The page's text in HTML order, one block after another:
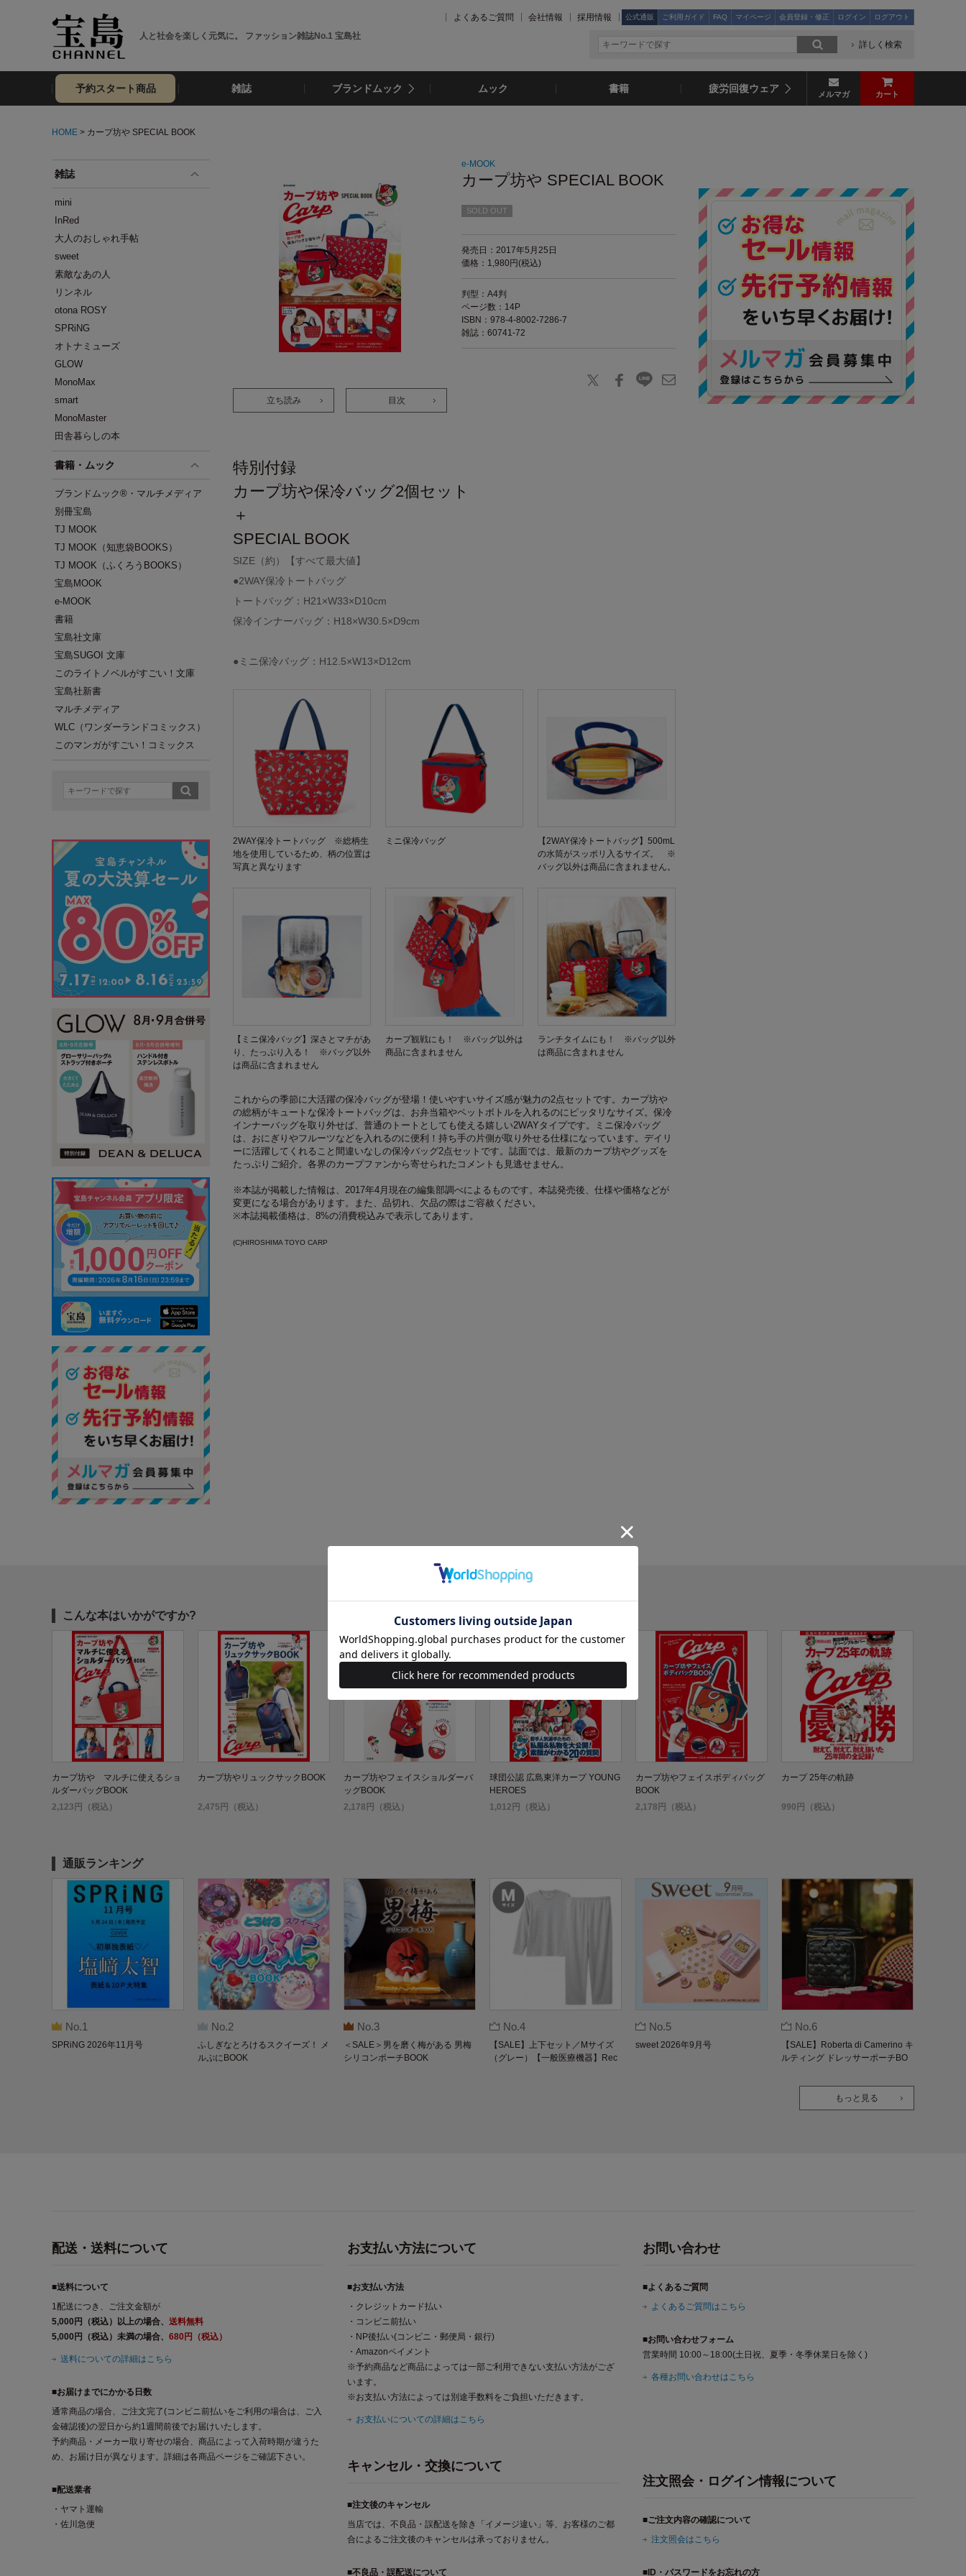
人と社会を楽しく元気に。 ファッション雑誌No.1 宝島社
よくあるご質問 会社情報 採用情報 公式通販 ご利用ガイド FAQ マイページ 会員登録・修正 ログイン ログアウト
詳しく検索
予約スタート商品 雑誌 ブランドムック ムック 書籍 疲労回復ウェア メルマガ カート
HOME > カープ坊や SPECIAL BOOK
雑誌
mini
InRed
大人のおしゃれ手帖
sweet
素敵なあの人
リンネル
otona ROSY
SPRiNG
オトナミューズ
GLOW
MonoMax
smart
MonoMaster
田舎暮らしの本
書籍・ムック
ブランドムック®・マルチメディア
別冊宝島
TJ MOOK
TJ MOOK（知恵袋BOOKS）
TJ MOOK（ふくろうBOOKS）
宝島MOOK
e-MOOK
書籍
宝島社文庫
宝島SUGOI 文庫
このライトノベルがすごい！文庫
宝島社新書
マルチメディア
WLC（ワンダーランドコミックス）
このマンガがすごい！コミックス
立ち読み 目次
e-MOOK
カープ坊や SPECIAL BOOK
SOLD OUT
発売日：2017年5月25日
価格：1,980円(税込)
判型：A4判
ページ数：14P
ISBN：978-4-8002-7286-7
雑誌：60741-72
特別付録
カープ坊や保冷バッグ2個セット
＋
SPECIAL BOOK
SIZE（約）【すべて最大値】
●2WAY保冷トートバッグ
トートバッグ：H21×W33×D10cm
保冷インナーバッグ：H18×W30.5×D9cm
●ミニ保冷バッグ：H12.5×W13×D12cm
2WAY保冷トートバッグ ※総柄生
地を使用しているため、柄の位置は
写真と異なります
ミニ保冷バッグ
【2WAY保冷トートバッグ】500mL
の水筒がスッポリ入るサイズ。 ※
バッグ以外は商品に含まれません。
【ミニ保冷バッグ】深さとマチがあ
り、たっぷり入る！ ※バッグ以外
は商品に含まれません
カープ観戦にも！ ※バッグ以外は
商品に含まれません
ランチタイムにも！ ※バッグ以外
は商品に含まれません
これからの季節に大活躍の保冷バッグが登場！使いやすいサイズ感が魅力の2点セットです。カープ坊や
の総柄がキュートな保冷トートバッグは、お弁当箱やペットボトルを入れるのにピッタリなサイズ。保冷
インナーバッグを取り外せば、普通のトートとしても使える嬉しい2WAYタイプです。ミニ保冷バッグ
は、おにぎりやフルーツなどを入れるのに便利！持ち手の片側が取り外せる仕様になっています。デイリ
ーに活躍してくれること間違いなしの保冷バッグ2点セットです。誌面では、最新のカープ坊やグッズを
たっぷりご紹介。各界のカープファンから寄せられたコメントも見逃せません。
※本誌が掲載した情報は、2017年4月現在の編集部調べによるものです。本誌発売後、仕様や価格などが
変更になる場合があります。また、品切れ、欠品の際はご容赦ください。
※本誌掲載価格は、8%の消費税込みで表示してあります。
(C)HIROSHIMA TOYO CARP
こんな本はいかがですか?
カープ坊や マルチに使えるショ
ルダーバッグBOOK
2,123円（税込）
カープ坊やリュックサックBOOK
2,475円（税込）
カープ坊やフェイスショルダーバ
ッグBOOK
2,178円（税込）
球団公認 広島東洋カープ YOUNG
HEROES
1,012円（税込）
カープ坊やフェイスボディバッグ
BOOK
2,178円（税込）
カープ 25年の軌跡
990円（税込）
通販ランキング
No.1
SPRiNG 2026年11月号
No.2
ふしぎなとろけるスクイーズ！ メ
ルぷにBOOK
No.3
＜SALE＞男を磨く梅がある 男梅
シリコンポーチBOOK
No.4
【SALE】上下セット／Mサイズ
（グレー）【一般医療機器】Rec
No.5
sweet 2026年9月号
No.6
【SALE】Roberta di Camerino キ
ルティング ドレッサーポーチBO
もっと見る
配送・送料について
■送料について
1配送につき、ご注文金額が
5,000円（税込）以上の場合、 送料無料
5,000円（税込）未満の場合、 680円（税込）
送料についての詳細はこちら
■お届けまでにかかる日数
通常商品の場合、ご注文完了(コンビニ前払いをご利用の場合は、ご入
金確認後)の翌日から約1週間前後でお届けいたします。
予約商品・メーカー取り寄せの場合、商品によって入荷時期が違うた
め、お届け日が異なります。詳細は各商品ページをご確認下さい。
■配送業者
・ヤマト運輸
・佐川急便
お支払い方法について
■お支払い方法
・クレジットカード払い
・コンビニ前払い
・NP後払い(コンビニ・郵便局・銀行)
・Amazonペイメント
※予約商品など商品によっては一部ご利用できない支払い方法がござ
います。
※お支払い方法によっては別途手数料をご負担いただきます。
お支払いについての詳細はこちら
キャンセル・交換について
■注文後のキャンセル
当店では、不良品・誤配送を除き「イメージ違い」等、お客様のご都
合によるご注文後のキャンセルは承っておりません。
■不良品・誤配送について
お問い合わせ
■よくあるご質問
よくあるご質問はこちら
■お問い合わせフォーム
営業時間 10:00～18:00(土日祝、夏季・冬季休業日を除く)
各種お問い合わせはこちら
注文照会・ログイン情報について
■ご注文内容の確認について
注文照会はこちら
■ID・パスワードをお忘れの方